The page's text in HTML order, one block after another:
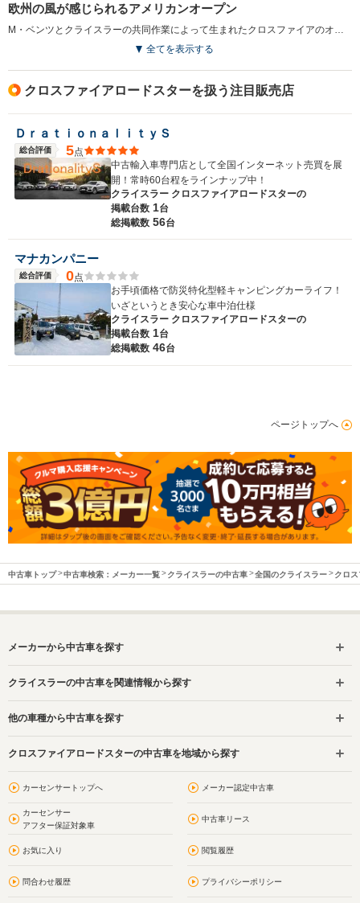
欧州の風が感じられるアメリカンオープン
全てを表示する
クロスファイアロードスターを扱う注目販売店
ＤｒａｔｉｏｎａｌｉｔｙＳ
総合評価 5点
中古輸入車専門店として全国インターネット売買を展
開！常時60台程をラインナップ中！
クライスラー クロスファイアロードスターの
掲載台数 1台
総掲載数 56台
マナカンパニー
総合評価 0点
お手頃価格で防災特化型軽キャンピングカーライフ！
いざというとき安心な車中泊仕様
クライスラー クロスファイアロードスターの
掲載台数 1台
総掲載数 46台
ページトップへ
中古車トップ 中古車検索：メーカー一覧 クライスラーの中古車 全国のクライスラー クロ
メーカーから中古車を探す
クライスラーの中古車を関連情報から探す
他の車種から中古車を探す
クロスファイアロードスターの中古車を地域から探す
カーセンサートップへ メーカー認定中古車
カーセンサー
アフター保証対象車
中古車リース
お気に入り 閲覧履歴
問合わせ履歴 プライバシーポリシー